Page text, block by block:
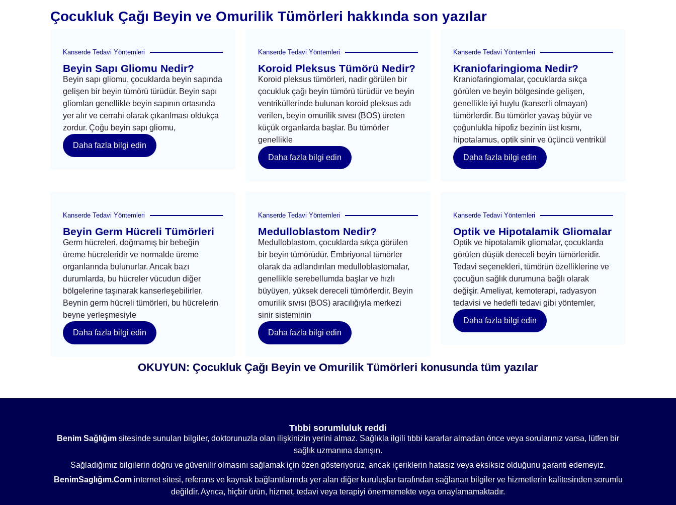
Çocukluk Çağı Beyin ve Omurilik Tümörleri hakkında son yazılar
Kanserde Tedavi Yöntemleri
Beyin Sapı Gliomu Nedir?
Beyin sapı gliomu, çocuklarda beyin sapında
gelişen bir beyin tümörü türüdür. Beyin sapı
gliomları genellikle beyin sapının ortasında
yer alır ve cerrahi olarak çıkarılması oldukça
zordur. Çoğu beyin sapı gliomu,
Daha fazla bilgi edin
Kanserde Tedavi Yöntemleri
Koroid Pleksus Tümörü Nedir?
Koroid pleksus tümörleri, nadir görülen bir
çocukluk çağı beyin tümörü türüdür ve beyin
ventriküllerinde bulunan koroid pleksus adı
verilen, beyin omurilik sıvısı (BOS) üreten
küçük organlarda başlar. Bu tümörler
genellikle
Daha fazla bilgi edin
Kanserde Tedavi Yöntemleri
Kraniofaringioma Nedir?
Kraniofaringiomalar, çocuklarda sıkça
görülen ve beyin bölgesinde gelişen,
genellikle iyi huylu (kanserli olmayan)
tümörlerdir. Bu tümörler yavaş büyür ve
çoğunlukla hipofiz bezinin üst kısmı,
hipotalamus, optik sinir ve üçüncü ventrikül
Daha fazla bilgi edin
Kanserde Tedavi Yöntemleri
Beyin Germ Hücreli Tümörleri
Germ hücreleri, doğmamış bir bebeğin
üreme hücreleridir ve normalde üreme
organlarında bulunurlar. Ancak bazı
durumlarda, bu hücreler vücudun diğer
bölgelerine taşınarak kanserleşebilirler.
Beynin germ hücreli tümörleri, bu hücrelerin
beyne yerleşmesiyle
Daha fazla bilgi edin
Kanserde Tedavi Yöntemleri
Medulloblastom Nedir?
Medulloblastom, çocuklarda sıkça görülen
bir beyin tümörüdür. Embriyonal tümörler
olarak da adlandırılan medulloblastomalar,
genellikle serebellumda başlar ve hızlı
büyüyen, yüksek dereceli tümörlerdir. Beyin
omurilik sıvısı (BOS) aracılığıyla merkezi
sinir sisteminin
Daha fazla bilgi edin
Kanserde Tedavi Yöntemleri
Optik ve Hipotalamik Gliomalar
Optik ve hipotalamik gliomalar, çocuklarda
görülen düşük dereceli beyin tümörleridir.
Tedavi seçenekleri, tümörün özelliklerine ve
çocuğun sağlık durumuna bağlı olarak
değişir. Ameliyat, kemoterapi, radyasyon
tedavisi ve hedefli tedavi gibi yöntemler,
Daha fazla bilgi edin
OKUYUN: Çocukluk Çağı Beyin ve Omurilik Tümörleri konusunda tüm yazılar
Tıbbi sorumluluk reddi
Benim Sağlığım sitesinde sunulan bilgiler, doktorunuzla olan ilişkinizin yerini almaz. Sağlıkla ilgili tıbbi kararlar almadan önce veya sorularınız varsa, lütfen bir
sağlık uzmanına danışın.
Sağladığımız bilgilerin doğru ve güvenilir olmasını sağlamak için özen gösteriyoruz, ancak içeriklerin hatasız veya eksiksiz olduğunu garanti edemeyiz.
BenimSaglığım.Cominternet sitesi, referans ve kaynak bağlantılarında yer alan diğer kuruluşlar tarafından sağlanan bilgiler ve hizmetlerin kalitesinden sorumlu
değildir. Ayrıca, hiçbir ürün, hizmet, tedavi veya terapiyi önermemekte veya onaylamamaktadır.